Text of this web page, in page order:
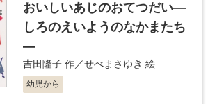
おいしいあじのおてつだい―
しろのえいようのなかまたち
―
吉田隆子 作／せべまさゆき 絵
幼児から